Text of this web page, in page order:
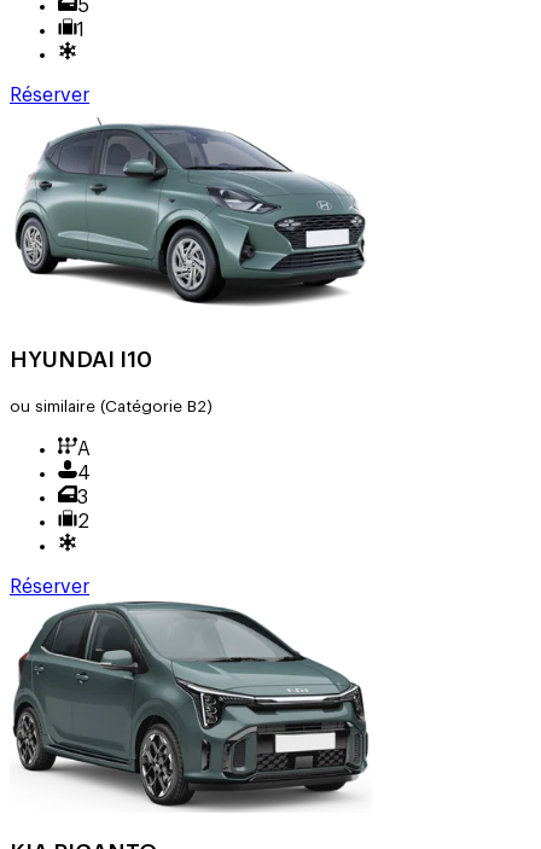
5
1
Réserver
HYUNDAI I10
ou similaire (Catégorie B2)
A
4
3
2
Réserver